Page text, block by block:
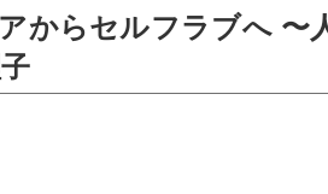
からセルフラブへ 〜